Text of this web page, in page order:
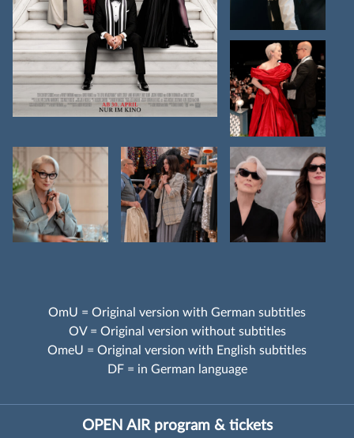
OmU = Original version with German subtitles
OV = Original version without subtitles
OmeU = Original version with English subtitles
DF = in German language
OPEN AIR program & tickets